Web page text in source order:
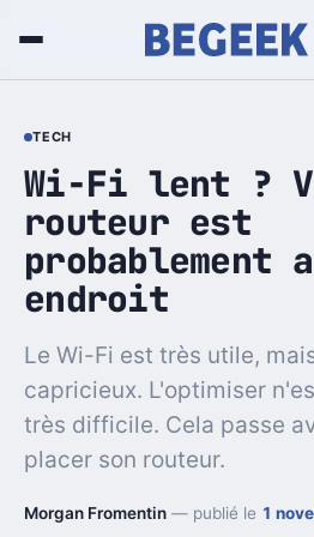
TECH
Wi-Fi lent ?
routeur est
probablement
endroit
Le Wi-Fi est très utile,
capricieux. L'optimiser
très difficile. Cela passe
placer son routeur.
Morgan Fromentin — publié le 1